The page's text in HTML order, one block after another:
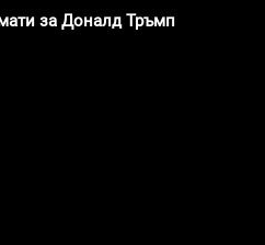
за Доналд Тръмп